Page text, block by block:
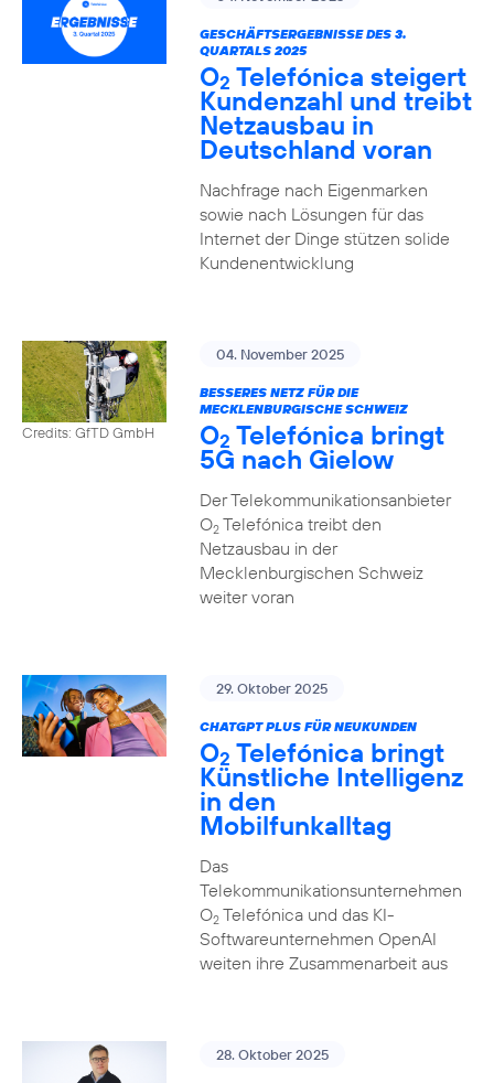
GESCHÄFTSERGEBNISSE DES 3.
QUARTALS 2025
O2 Telefónica steigert
Kundenzahl und treibt
Netzausbau in
Deutschland voran
Nachfrage nach Eigenmarken
sowie nach Lösungen für das
Internet der Dinge stützen solide
Kundenentwicklung
Credits: GfTD GmbH
04. November 2025
BESSERES NETZ FÜR DIE
MECKLENBURGISCHE SCHWEIZ
O2 Telefónica bringt
5G nach Gielow
Der Telekommunikationsanbieter
O2Telefónica treibt den
Netzausbau in der
Mecklenburgischen Schweiz
weiter voran
29. Oktober 2025
CHATGPT PLUS FÜR NEUKUNDEN
O2 Telefónica bringt
Künstliche Intelligenz
in den
Mobilfunkalltag
Das
Telekommunikationsunternehmen
O2Telefónica und das KI-
Softwareunternehmen OpenAI
weiten ihre Zusammenarbeit aus
28. Oktober 2025